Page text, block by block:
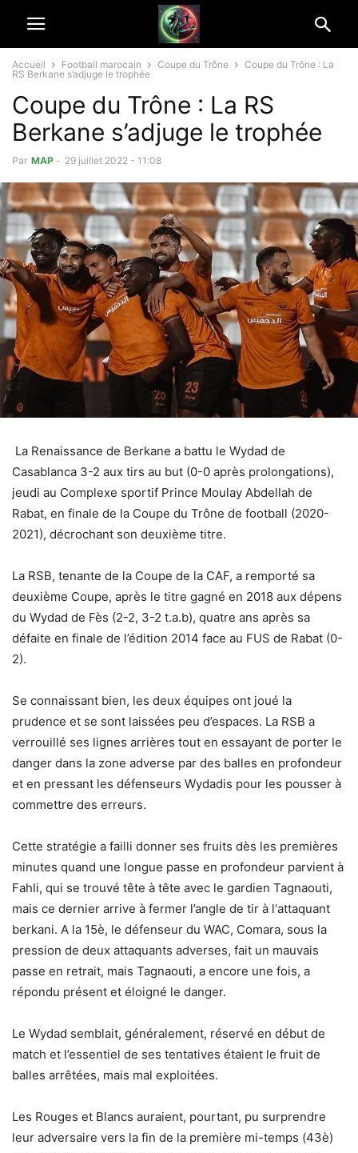
Accueil Football marocain Coupe du Trône
Coupe du Trône : La
RS Berkane s’adjuge le trophée
Coupe du Trône : La RS
Berkane s’adjuge le trophée
Par MAP - 29 juillet 2022 - 11:08
La Renaissance de Berkane a battu le Wydad de
Casablanca 3-2 aux tirs au but (0-0 après prolongations),
jeudi au Complexe sportif Prince Moulay Abdellah de
Rabat, en finale de la Coupe du Trône de football (2020-
2021), décrochant son deuxième titre.
La RSB, tenante de la Coupe de la CAF, a remporté sa
deuxième Coupe, après le titre gagné en 2018 aux dépens
du Wydad de Fès (2-2, 3-2 t.a.b), quatre ans après sa
défaite en finale de l’édition 2014 face au FUS de Rabat (0-
2).
Se connaissant bien, les deux équipes ont joué la
prudence et se sont laissées peu d’espaces. La RSB a
verrouillé ses lignes arrières tout en essayant de porter le
danger dans la zone adverse par des balles en profondeur
et en pressant les défenseurs Wydadis pour les pousser à
commettre des erreurs.
Cette stratégie a failli donner ses fruits dès les premières
minutes quand une longue passe en profondeur parvient à
Fahli, qui se trouvé tête à tête avec le gardien Tagnaouti,
mais ce dernier arrive à fermer l’angle de tir à l‘attaquant
berkani. A la 15è, le défenseur du WAC, Comara, sous la
pression de deux attaquants adverses, fait un mauvais
passe en retrait, mais Tagnaouti, a encore une fois, a
répondu présent et éloigné le danger.
Le Wydad semblait, généralement, réservé en début de
match et l’essentiel de ses tentatives étaient le fruit de
balles arrêtées, mais mal exploitées.
Les Rouges et Blancs auraient, pourtant, pu surprendre
leur adversaire vers la fin de la première mi-temps (43è)